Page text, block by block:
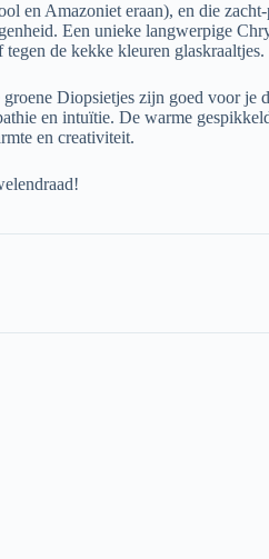
en Amazoniet eraan), en die zacht-
Een unieke langwerpige
de kekke kleuren glaskraaltjes.
Diopsietjes zijn goed voor je
en intuïtie. De warme
en creativiteit.